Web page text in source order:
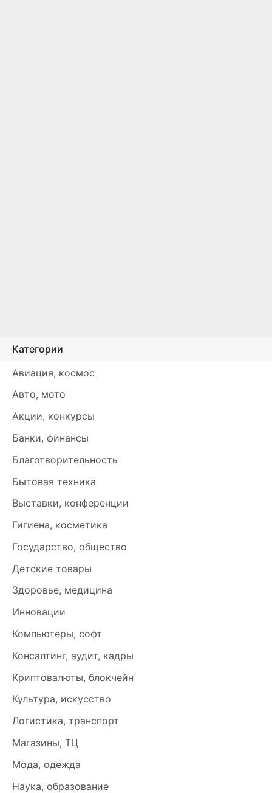
Категории
Авиация, космос
Авто, мото
Акции, конкурсы
Банки, финансы
Благотворительность
Бытовая техника
Выставки, конференции
Гигиена, косметика
Государство, общество
Детские товары
Здоровье, медицина
Инновации
Компьютеры, софт
Консалтинг, аудит, кадры
Криптовалюты, блокчейн
Культура, искусство
Логистика, транспорт
Магазины, ТЦ
Мода, одежда
Наука, образование